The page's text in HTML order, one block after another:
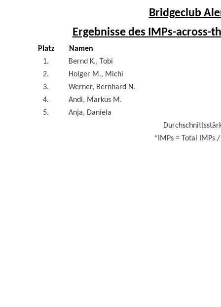
Bridgeclub
Ergebnisse des IMPs-across-
Platz
Namen
1.
Bernd K., Tobi
2.
Holger M., Michi
3.
Werner, Bernhard N.
4.
Andi, Markus M.
5.
Anja, Daniela
*IMPs = Total IMPs